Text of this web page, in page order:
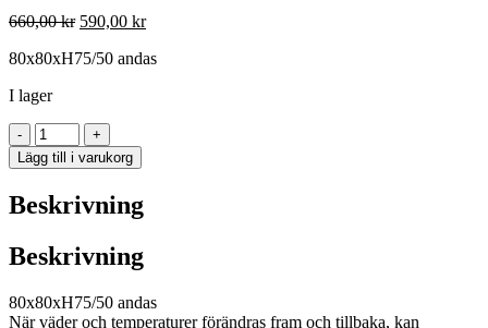
660,00kr Det
priset
590,00 krDet
priset
80x80xH75/50 andas
I lager
-
Brafab
Möbelskydd
Fåtölj
andas
+
Lägg till i varukorg
Beskrivning
Beskrivning
80x80xH75/50 andas
När väder och temperaturer förändras fram och tillbaka, kan